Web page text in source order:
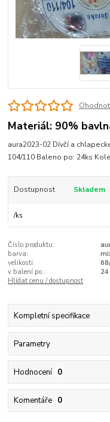
Materiál: 90%
aura2023-02 Dívčí a
104/110 Baleno po: 24ks
Dostupnost Skladem
/ks
Číslo produktu:
barva:
velikosti:
v balení po.:
24
Hlídat cenu / dostupnost
Kompletní specifikace
Parametry
Hodnocení 0
Komentáře 0